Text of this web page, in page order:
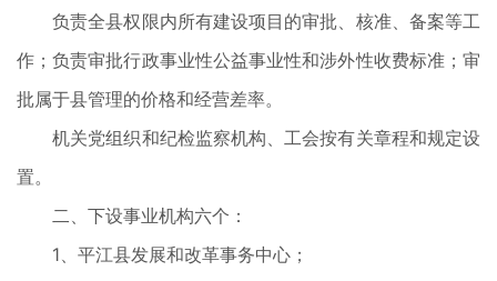
负责全县权限内所有建设项目的审批、核准、备案等工
作；负责审批行政事业性公益事业性和涉外性收费标准；审
批属于县管理的价格和经营差率。
机关党组织和纪检监察机构、工会按有关章程和规定设
置。
二、下设事业机构六个：
1、平江县发展和改革事务中心；